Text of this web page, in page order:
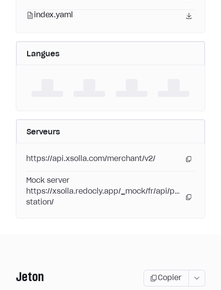
index.yaml
Langues
Serveurs
https://api.xsolla.com/merchant/v2/
Mock server
https://xsolla.redocly.app/_mock/fr/api/pay-
station/
Jeton Copier